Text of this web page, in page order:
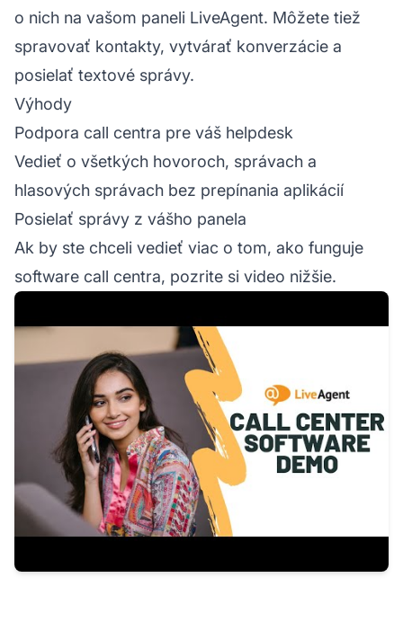
o nich na vašom paneli LiveAgent. Môžete tiež
spravovať kontakty, vytvárať konverzácie a
posielať textové správy.
Výhody
Podpora call centra pre váš helpdesk
Vedieť o všetkých hovoroch, správach a
hlasových správach bez prepínania aplikácií
Posielať správy z vášho panela
Ak by ste chceli vedieť viac o tom, ako funguje
software call centra, pozrite si video nižšie.